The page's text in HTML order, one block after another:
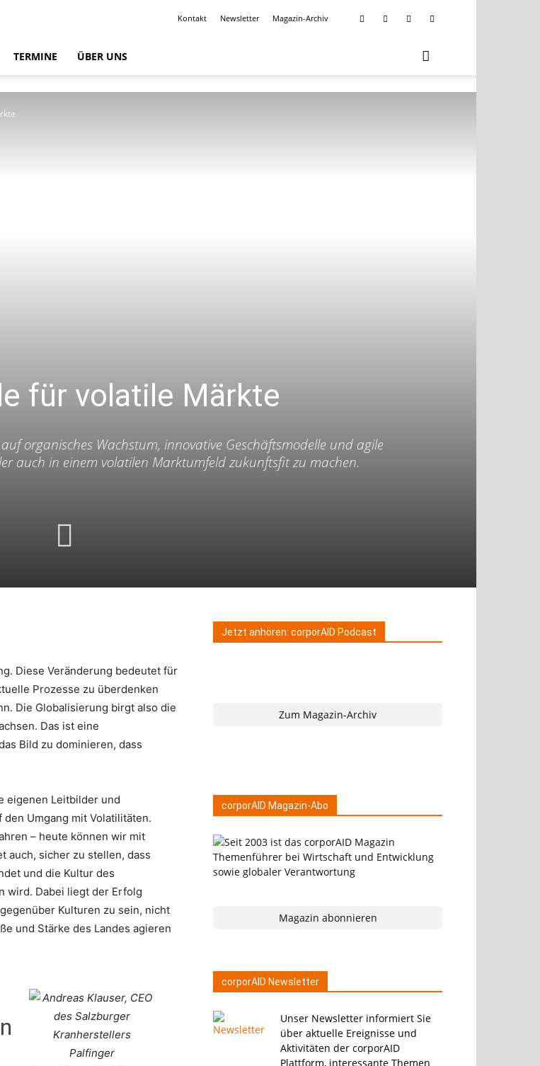
Kontakt Newsletter Magazin-Archiv
TERMINE ÜBER UNS
für volatile Märkte
organisches Wachstum, innovative Geschäftsmodelle und agile
auch in einem volatilen Marktumfeld zukunftsfit zu machen.
Diese Veränderung bedeutet für
Prozesse zu überdenken
Die Globalisierung birgt also die
Das ist eine
Bild zu dominieren, dass
eigenen Leitbilder und
Umgang mit Volatilitäten.
– heute können wir mit
auch, sicher zu stellen, dass
und die Kultur des
wird. Dabei liegt der Erfolg
Kulturen zu sein, nicht
und Stärke des Landes agieren
Jetzt anhören: corporAID Podcast
Zum Magazin-Archiv
corporAID Magazin-Abo
Magazin abonnieren
corporAID Newsletter
Unser Newsletter informiert Sie
über aktuelle Ereignisse und
Aktivitäten der corporAID
Plattform, interessante Themen